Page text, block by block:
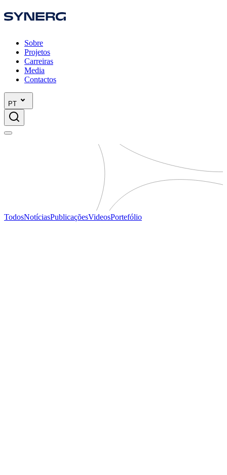
Sobre
Projetos
Carreiras
Media
Contactos
PT
TodosNotíciasPublicaçõesVideosPortefólio